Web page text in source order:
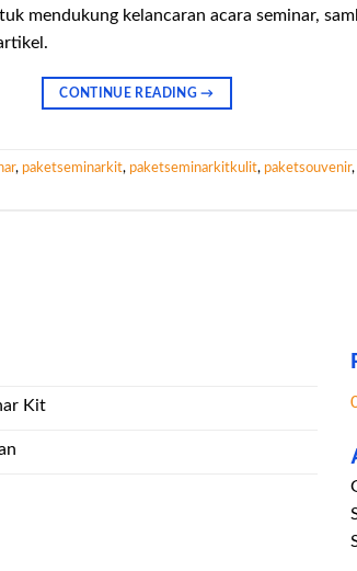
mendukung kelancaran acara seminar,
CONTINUE READING→
, paketseminarkit, paketseminarkitkulit, paketsouvenir,
Kit